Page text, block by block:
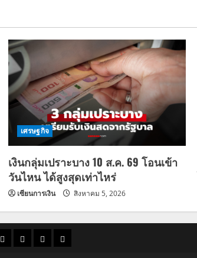
เศรษฐกิจ
เงินกลุ่มเปราะบาง 10 ส.ค. 69 โอนเข้า
วันไหน ได้สูงสุดเท่าไหร่
เซียนการเงิน สิงหาคม 5, 2026
ข่าว
ดูด
ที่
ผู้ชาย